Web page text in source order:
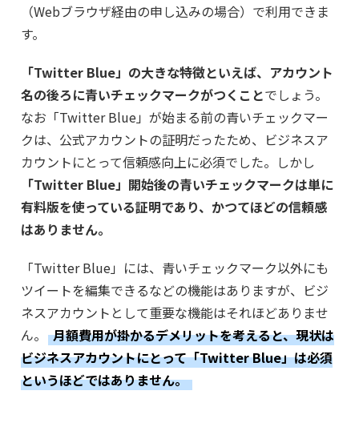
（Webブラウザ経由の申し込みの場合）で利用できま
す。
「Twitter Blue」の大きな特徴といえば、アカウント
名の後ろに青いチェックマークがつくことでしょう。
なお「Twitter Blue」が始まる前の青いチェックマー
クは、公式アカウントの証明だったため、ビジネスア
カウントにとって信頼感向上に必須でした。しかし
「Twitter Blue」開始後の青いチェックマークは単に
有料版を使っている証明であり、かつてほどの信頼感
はありません。
「Twitter Blue」には、青いチェックマーク以外にも
ツイートを編集できるなどの機能はありますが、ビジ
ネスアカウントとして重要な機能はそれほどありませ
ん。
月額費用が掛かるデメリットを考えると、現状は
ビジネスアカウントにとって「Twitter Blue」は必須
というほどではありません。